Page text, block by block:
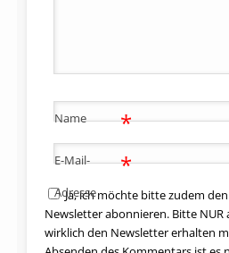
Name *
E-Mail-
Adresse
*
Ja, ich möchte bitte zudem
Newsletter abonnieren. Bitte NUR
wirklich den Newsletter erhalten